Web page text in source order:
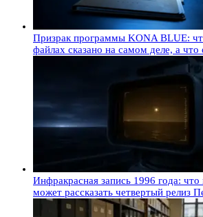
Призрак программы KONA BLUE:
файлах сказано на самом деле, а что
Инфракрасная запись 1996 года:
может рассказать четвертый релиз